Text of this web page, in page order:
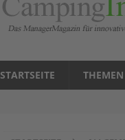
STARTSEITE THEMEN